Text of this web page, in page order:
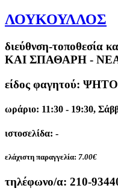
ΛΟΥΚΟΥΛΛΟΣ
διεύθνση-τοποθεσία
ΚΑΙ ΣΠΑΘΑΡΗ -
είδος φαγητού:
ωράριο: 11:30 - 19:30,
ιστοσελίδα: -
ελάχιστη παραγγελία: 7.00€
τηλέφωνο/α: 210-